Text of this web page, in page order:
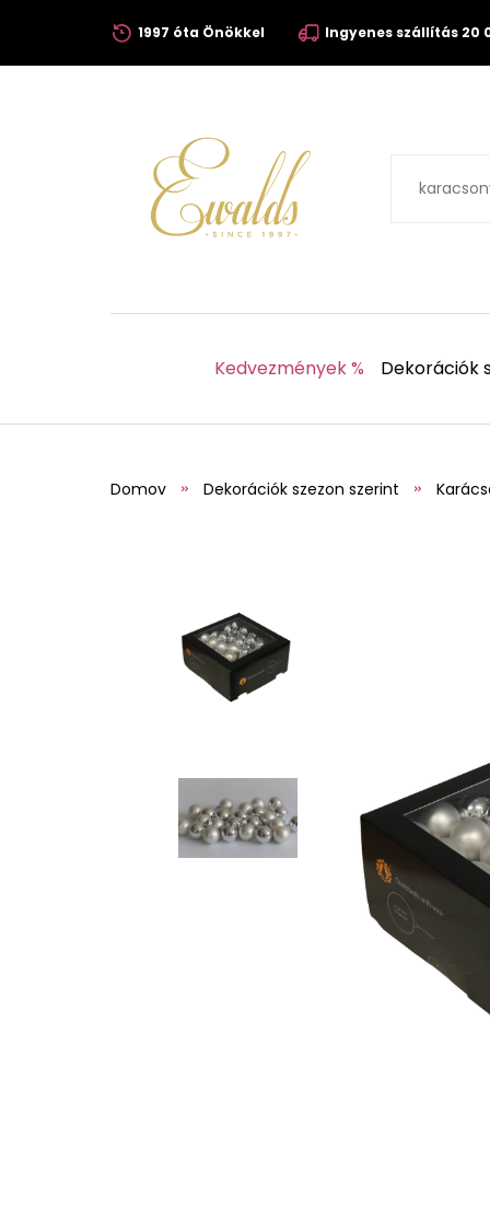
1997 óta Önökkel Ingyenes szállítás 20
Kedvezmények % Dekorációk
Domov Dekorációk szezon szerint